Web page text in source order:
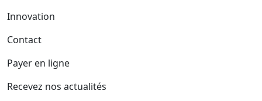
Innovation
Contact
Payer en ligne
Recevez nos actualités